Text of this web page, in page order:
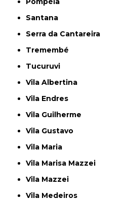
Santana
Serra da Cantareira
Tremembé
Tucuruvi
Vila Albertina
Vila Endres
Vila Guilherme
Vila Gustavo
Vila Maria
Vila Marisa Mazzei
Vila Mazzei
Vila Medeiros